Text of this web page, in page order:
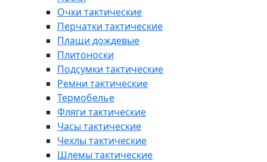
Очки тактические
Перчатки тактические
Плащи дождевые
Плитоноски
Подсумки тактические
Ремни тактические
Термобелье
Фляги тактические
Часы тактические
Чехлы тактические
Шлемы тактические